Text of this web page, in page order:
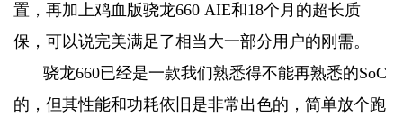
置，再加上鸡血版骁龙660 AIE和18个月的超长质
保，可以说完美满足了相当大一部分用户的刚需。
骁龙660已经是一款我们熟悉得不能再熟悉的SoC
的，但其性能和功耗依旧是非常出色的，简单放个跑